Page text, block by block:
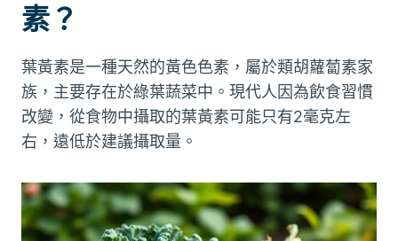
素？
葉黃素是一種天然的黃色色素，屬於類胡蘿蔔素家
族，主要存在於綠葉蔬菜中。現代人因為飲食習慣
改變，從食物中攝取的葉黃素可能只有2毫克左
右，遠低於建議攝取量。